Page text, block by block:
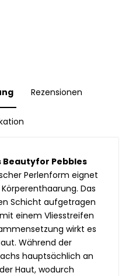
Rezensionen
Beautyfor Pebbles
Perlenform eignet
Das
Schicht aufgetragen
einem Vliesstreifen
wirkt es
Während der
hauptsächlich an
Haut, wodurch